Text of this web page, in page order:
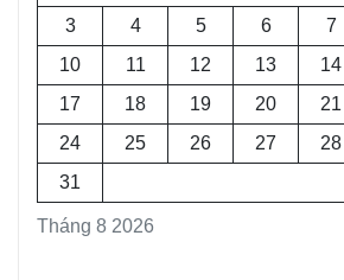
Tháng 8 2026
3
4 5 6 7
10
11 12 13 14
17
18 19 20 21
24
25 26 27 28
31